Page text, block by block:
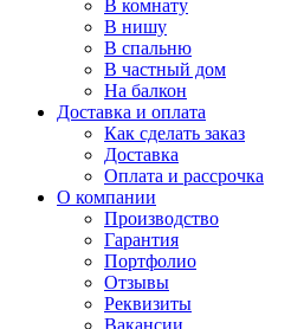
В комнату
В нишу
В спальню
В частный дом
На балкон
Доставка и оплата
Как сделать заказ
Доставка
Оплата и рассрочка
О компании
Производство
Гарантия
Портфолио
Отзывы
Реквизиты
Вакансии